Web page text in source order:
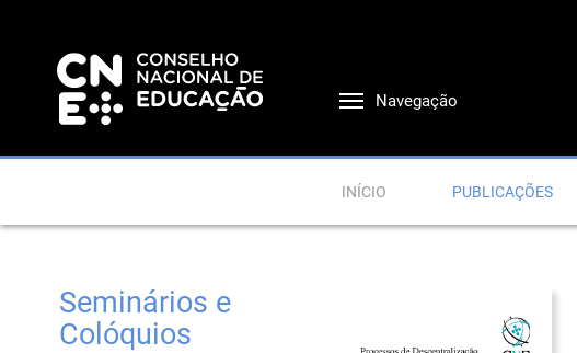
Navegação
INÍCIO PUBLICAÇÕES
Seminários e
Colóquios